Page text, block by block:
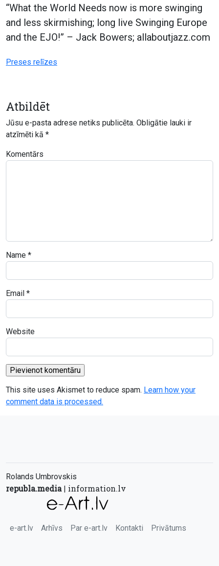
“What the World Needs now is more swinging
and less skirmishing; long live Swinging Europe
and the EJO!” – Jack Bowers; allaboutjazz.com
Preses relīzes
Atbildēt
Jūsu e-pasta adrese netiks publicēta. Obligātie lauki ir
atzīmēti kā *
Komentārs
Name *
Email *
Website
This site uses Akismet to reduce spam. Learn how your
comment data is processed.
Rolands Umbrovskis
republa.media| information.lv
e-art.lv Arhīvs Par e-art.lv Kontakti Privātums